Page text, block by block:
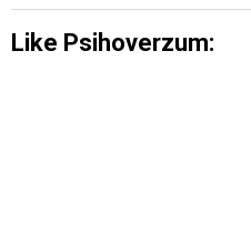
Like Psihoverzum: